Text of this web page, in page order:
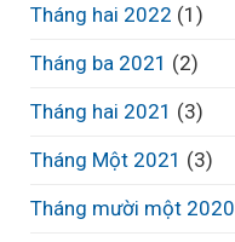
Tháng hai 2022 (1)
Tháng ba 2021 (2)
Tháng hai 2021 (3)
Tháng Một 2021 (3)
Tháng mười một 2020